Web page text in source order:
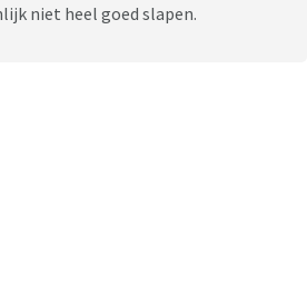
niet heel goed slapen.